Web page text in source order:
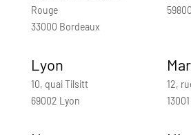
Rouge
33000 Bordeaux
Lyon
10, quai Tilsitt
69002 Lyon
12,